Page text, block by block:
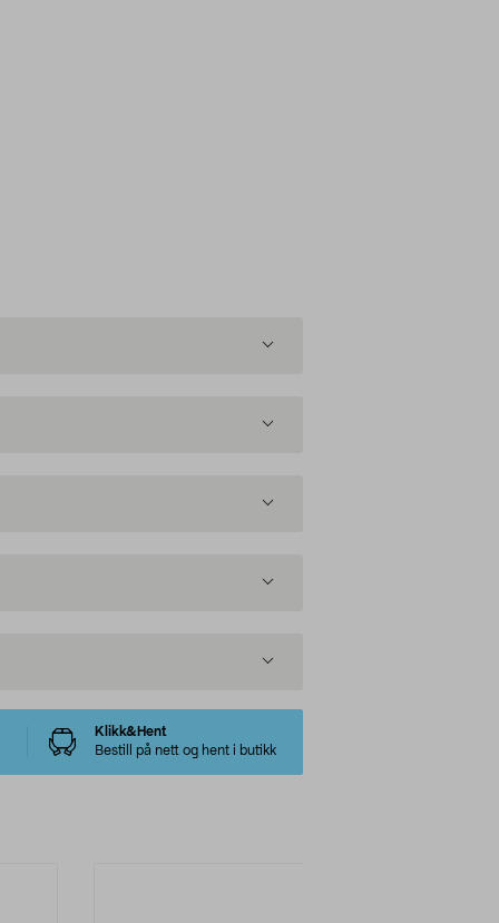
Klikk&Hent
Bestill på nett og hent i butikk